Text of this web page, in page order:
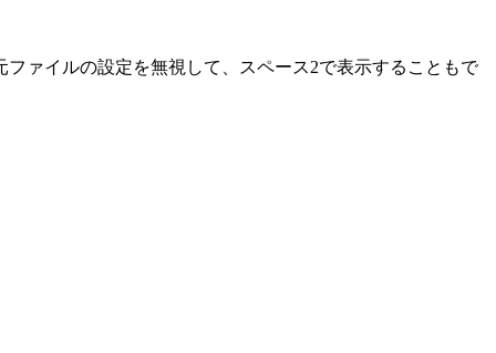
ァイルの設定を無視して、スペース2で表示することもで